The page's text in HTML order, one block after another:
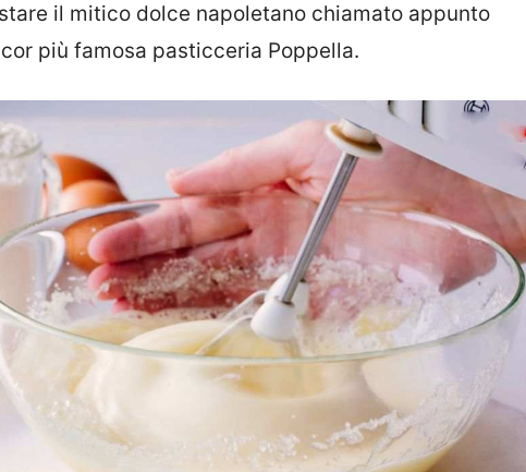
il mitico dolce napoletano chiamato appunto
più famosa pasticceria Poppella.